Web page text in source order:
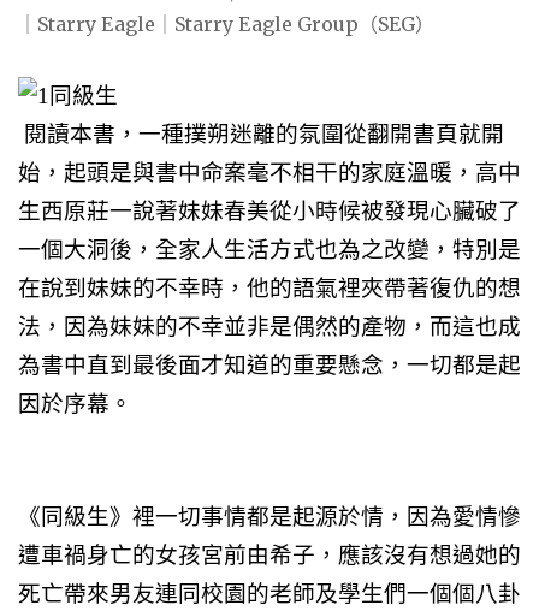
閱讀本書，一種撲朔迷離的氛圍從翻開書頁就開
始，起頭是與書中命案毫不相干的家庭溫暖，高中
生西原莊一說著妹妹春美從小時候被發現心臟破了
一個大洞後，全家人生活方式也為之改變，特別是
在說到妹妹的不幸時，他的語氣裡夾帶著復仇的想
法，因為妹妹的不幸並非是偶然的產物，而這也成
為書中直到最後面才知道的重要懸念，一切都是起
因於序幕。
《同級生》裡一切事情都是起源於情，因為愛情慘
遭車禍身亡的女孩宮前由希子，應該沒有想過她的
死亡帶來男友連同校園的老師及學生們一個個八卦